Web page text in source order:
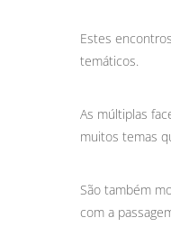
Estes
temáticos.
As múltiplas
muitos temas
São também
com a